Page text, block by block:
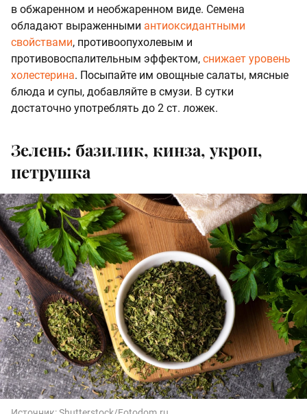
в обжаренном и необжаренном виде. Семена
обладают выраженными антиоксидантными
свойствами, противоопухолевым и
противовоспалительным эффектом, снижает уровень
холестерина. Посыпайте им овощные салаты, мясные
блюда и супы, добавляйте в смузи. В сутки
достаточно употреблять до 2 ст. ложек.
Зелень: базилик, кинза, укроп,
петрушка